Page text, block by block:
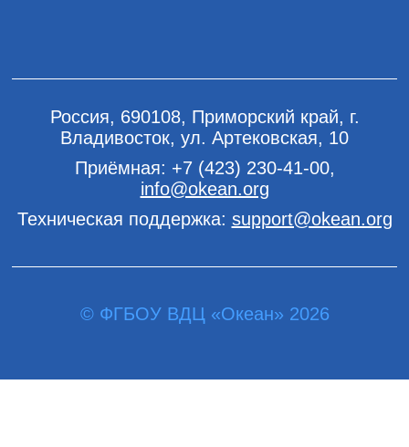
Россия, 690108, Приморский край, г.
Владивосток, ул. Артековская, 10
Приёмная: +7 (423) 230-41-00,
info@okean.org
Техническая поддержка: support@okean.org
© ФГБОУ ВДЦ «Океан» 2026